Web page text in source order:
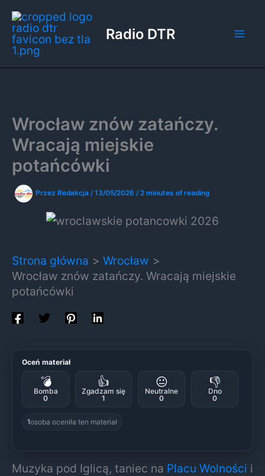
Przejdź
do
treści
Radio DTR
Wrocław znów zatańczy.
Wracają miejskie
potańcówki
Przez Redakcja /13/05/2026 /2 minutes of reading
Strona główna
Wrocław
Wrocław znów zatańczy. Wracają miejskie
potańcówki
Oceń materiał
💣
Bomba
0
👍
Zgadzam się
1
😐
Neutralne
0
👎
Dno
0
1osoba oceniła ten materiał
Muzyka pod Iglicą, taniec na Placu Wolności i